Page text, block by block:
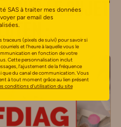
sur le sujet
:
SAS à traiter mes données
par email des
traceurs (pixels de suivi) pour savoir si
et l’heure à laquelle vous le
en fonction de votre
Cette personnalisation inclut
l’ajustement de la fréquence
que du canal de communication. Vous
à tout moment grâce au lien présent
conditions d’utilisation du site